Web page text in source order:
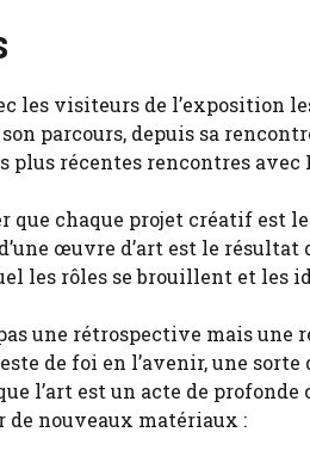
les visiteurs de l’exposition
parcours, depuis sa
plus récentes rencontres
que chaque projet créatif est
œuvre d’art est le
les rôles se brouillent et les
une rétrospective mais
de foi en l’avenir, une
l’art est un acte de
de nouveaux matériaux :